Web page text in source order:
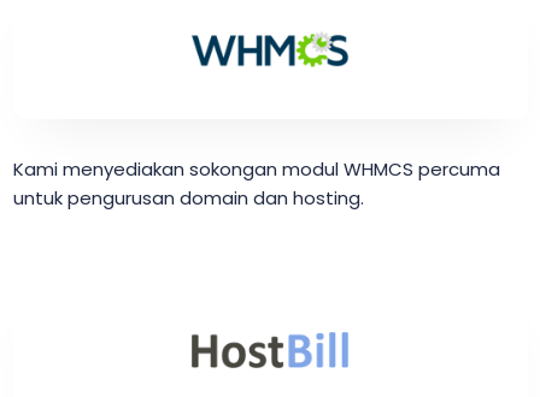
Kami menyediakan sokongan modul WHMCS percuma
untuk pengurusan domain dan hosting.